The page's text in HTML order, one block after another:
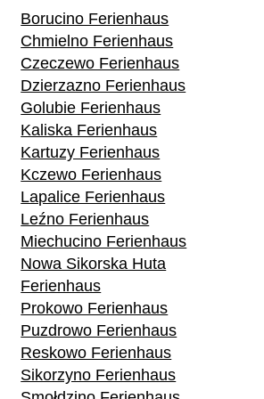
Borucino Ferienhaus
Chmielno Ferienhaus
Czeczewo Ferienhaus
Dzierzazno Ferienhaus
Golubie Ferienhaus
Kaliska Ferienhaus
Kartuzy Ferienhaus
Kczewo Ferienhaus
Lapalice Ferienhaus
Leźno Ferienhaus
Miechucino Ferienhaus
Nowa Sikorska Huta
Ferienhaus
Prokowo Ferienhaus
Puzdrowo Ferienhaus
Reskowo Ferienhaus
Sikorzyno Ferienhaus